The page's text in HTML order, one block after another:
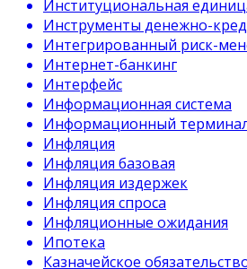
Институциональная
Инструменты денежно-
Интегрированный риск-
Интернет-банкинг
Интерфейс
Информационная система
Информационный
Инфляция
Инфляция базовая
Инфляция издержек
Инфляция спроса
Инфляционные ожидания
Ипотека
Казначейское